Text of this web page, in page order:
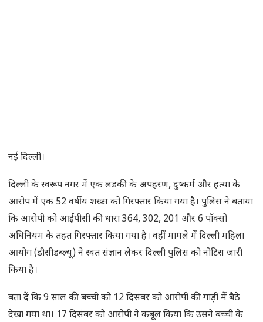
नई दिल्ली।
दिल्ली के स्वरूप नगर में एक लड़की के अपहरण, दुष्कर्म और हत्या के
आरोप में एक 52 वर्षीय शख्स को गिरफ्तार किया गया है। पुलिस ने बताया
कि आरोपी को आईपीसी की धारा 364, 302, 201 और 6 पॉक्सो
अधिनियम के तहत गिरफ्तार किया गया है। वहीं मामले में दिल्ली महिला
आयोग (डीसीडब्ल्यू) ने स्वत संज्ञान लेकर दिल्ली पुलिस को नोटिस जारी
किया है।
बता दें कि 9 साल की बच्ची को 12 दिसंबर को आरोपी की गाड़ी में बैठे
देखा गया था। 17 दिसंबर को आरोपी ने कबूल किया कि उसने बच्ची के